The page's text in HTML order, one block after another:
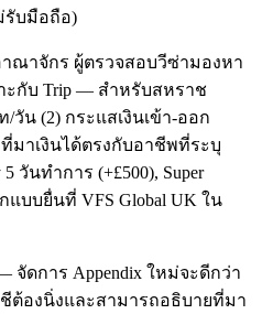
รับมือถือ)
ณาจักร ผู้ตรวจสอบวีซ่ามองหา
าะกับ Trip — สำหรับสหราช
วัน (2) กระแสเงินเข้า-ออก
มาเงินได้ตรงกับอาชีพที่ระบุ
วันทำการ (+£500), Super
แบบยื่นที่ VFS Global UK ใน
จัดการ Appendix ใหม่จะดีกว่า
ต้องนิ่งและสามารถอธิบายที่มา